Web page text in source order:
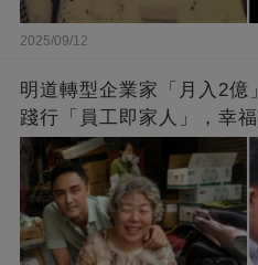
2025/09/12
明道轉型企業家「月入2億
踐行「員工即家人」，幸
闆的福報